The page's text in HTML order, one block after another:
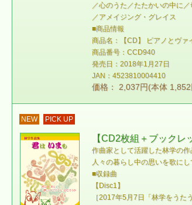
／心のうた／たたかいの中に
／アメイジング・グレイス
■商品情報
商品名：【CD】 ピアノとヴァ
商品番号：CCD940
発売日：2018年1月27日
JAN：4523810004410
価格： 2,037円(本体
NEW PICK UP
【CD2枚組＋ブックレ
作曲家として活躍した林学の
人々の暮らし中の思いを歌に
■収録曲
【Disc1】
［2017年5月7日「林学をうた